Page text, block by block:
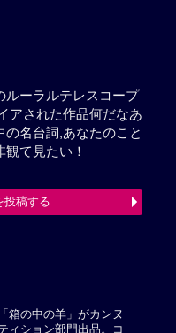
グのルーラルテレ
にインスパイアさ
と具合が悪くなる
象として語られた。
投稿する
箱の中の羊」がカンヌ